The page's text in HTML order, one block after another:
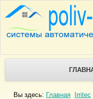
Вы здесь: Главная Irritec